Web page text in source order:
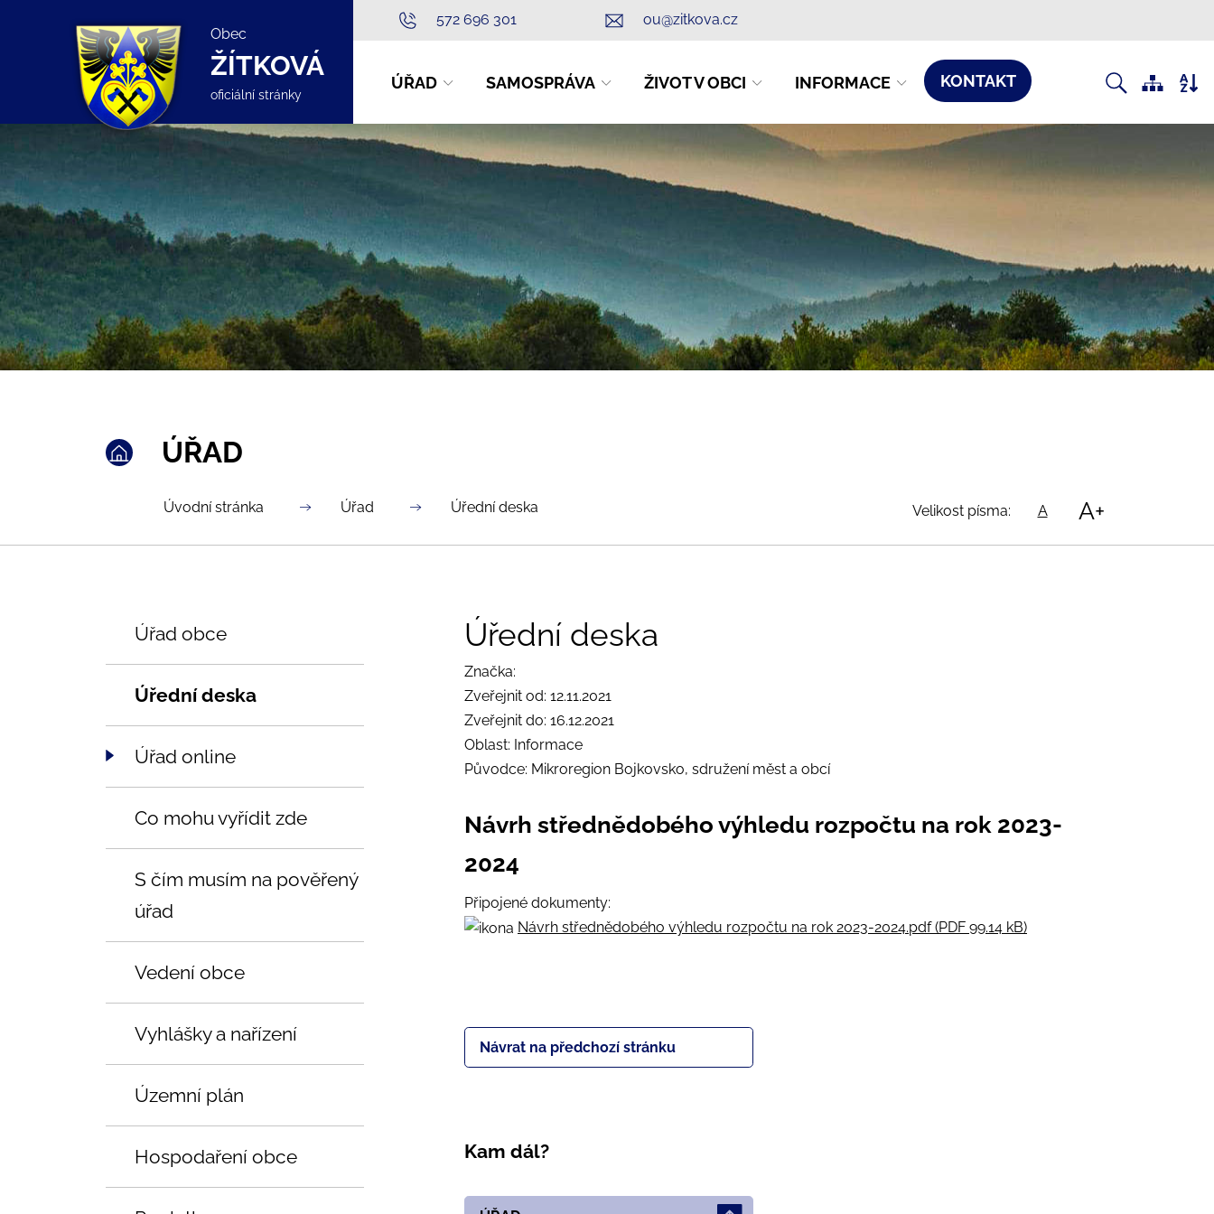
Obec
ŽÍTKOVÁ
oficiální stránky
572 696 301 ou@zitkova.cz
ÚŘAD SAMOSPRÁVA ŽIVOT V OBCI INFORMACE KONTAKT
ÚŘAD
Úvodní stránka Úřad Úřední deska Velikost písma: A A+
Úřední deska
Značka:
Zveřejnit od: 12.11.2021
Zveřejnit do: 16.12.2021
Oblast: Informace
Původce: Mikroregion Bojkovsko, sdružení měst a obcí
Návrh střednědobého výhledu rozpočtu na rok 2023-
2024
Připojené dokumenty:
Návrh střednědobého výhledu rozpočtu na rok 2023-2024.pdf (PDF 99.14 kB)
Návrat na předchozí stránku
Kam dál?
Úřad obce
Úřední deska
Úřad online
Co mohu vyřídit zde
S čím musím na pověřený
úřad
Vedení obce
Vyhlášky a nařízení
Územní plán
Hospodaření obce